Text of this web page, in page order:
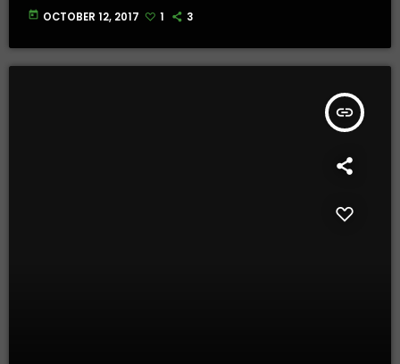
today OCTOBER 12, 2017 1 3
insert_link